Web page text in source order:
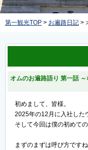
第一観光TOP > お遍路日記 >
オムのお遍路語り 第一話 ～
初めまして、皆様。
2025年の12月に入社した
そして今回は僕の初めて
まずのまずは呼び方ですね